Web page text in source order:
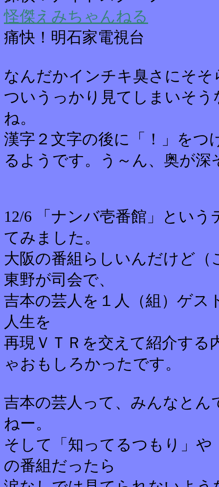
怪傑えみちゃんねる
痛快！明石家電視台
なんだかインチキ臭さにそそ
ついうっかり見てしまいそ
ね。
漢字２文字の後に「！」をつ
るようです。う～ん、奥が深
12/6 「ナンバ壱番館」とい
てみました。
大阪の番組らしいんだけど
東野が司会で、
吉本の芸人を１人（組）ゲス
人生を
再現ＶＴＲを交えて紹介する
ゃおもしろかったです。
吉本の芸人って、みんなと
ねー。
そして「知ってるつもり」
の番組だったら